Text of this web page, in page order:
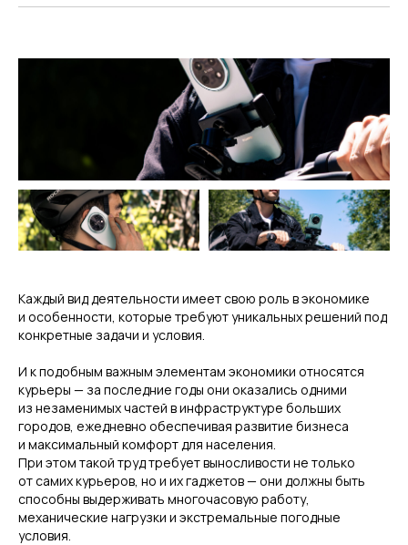
Каждый вид деятельности имеет свою роль в экономике
и особенности, которые требуют уникальных решений под
конкретные задачи и условия.
И к подобным важным элементам экономики относятся
курьеры — за последние годы они оказались одними
из незаменимых частей в инфраструктуре больших
городов, ежедневно обеспечивая развитие бизнеса
и максимальный комфорт для населения.
При этом такой труд требует выносливости не только
от самих курьеров, но и их гаджетов — они должны быть
способны выдерживать многочасовую работу,
механические нагрузки и экстремальные погодные
условия.